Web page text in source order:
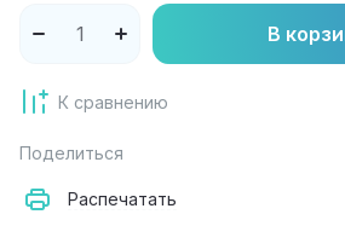
В
К сравнению
Поделиться
Распечатать